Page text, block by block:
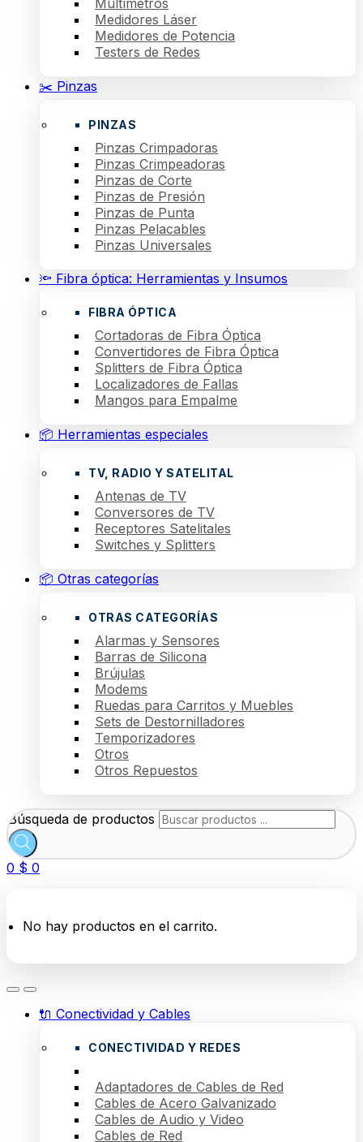
Multímetros
Medidores Láser
Medidores de Potencia
Testers de Redes
✂️ Pinzas
PINZAS
Pinzas Crimpadoras
Pinzas Crimpeadoras
Pinzas de Corte
Pinzas de Presión
Pinzas de Punta
Pinzas Pelacables
Pinzas Universales
🔦 Fibra óptica: Herramientas y Insumos
FIBRA ÓPTICA
Cortadoras de Fibra Óptica
Convertidores de Fibra Óptica
Splitters de Fibra Óptica
Localizadores de Fallas
Mangos para Empalme
📦 Herramientas especiales
TV, RADIO Y SATELITAL
Antenas de TV
Conversores de TV
Receptores Satelitales
Switches y Splitters
📦 Otras categorías
OTRAS CATEGORÍAS
Alarmas y Sensores
Barras de Silicona
Brújulas
Modems
Ruedas para Carritos y Muebles
Sets de Destornilladores
Temporizadores
Otros
Otros Repuestos
Búsqueda de productos
0 $ 0
No hay productos en el carrito.
🔌 Conectividad y Cables
CONECTIVIDAD Y REDES
Adaptadores de Cables de Red
Cables de Acero Galvanizado
Cables de Audio y Video
Cables de Red